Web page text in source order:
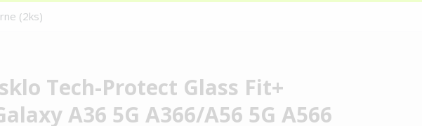
(2ks)
Tech-Protect Glass Fit+
A36 5G A366/A56 5G A566